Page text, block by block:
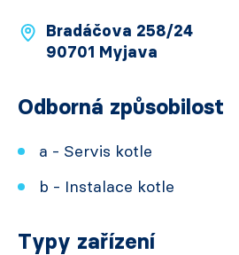
Bradáčova 258/24
90701 Myjava
Odborná způsobilost
a - Servis kotle
b - Instalace kotle
Typy zařízení